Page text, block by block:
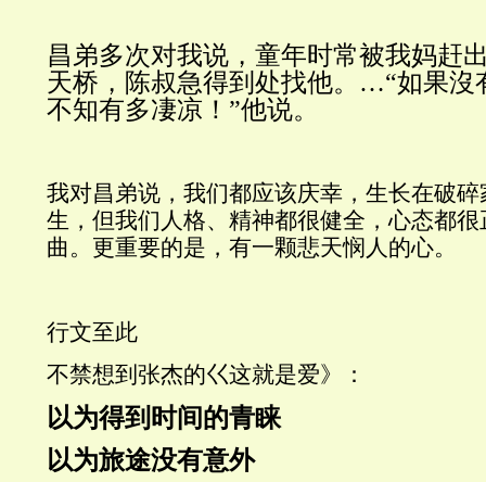
昌弟多次对我说，童年时常被我妈赶
天桥，陈叔急得到处找他。 …“如果沒
不知有多凄凉！”他说。
我对昌弟说，我们都应该庆幸，生长在破
生，但我们人格、精神都很健全，心态都
曲。更重要的是，有一颗悲天悯人的心。
行文至此
不禁想到张杰的巜这就是爱》：
以为得到时间的青睐
以为旅途没有意外